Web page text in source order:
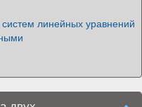
линейных уравнений